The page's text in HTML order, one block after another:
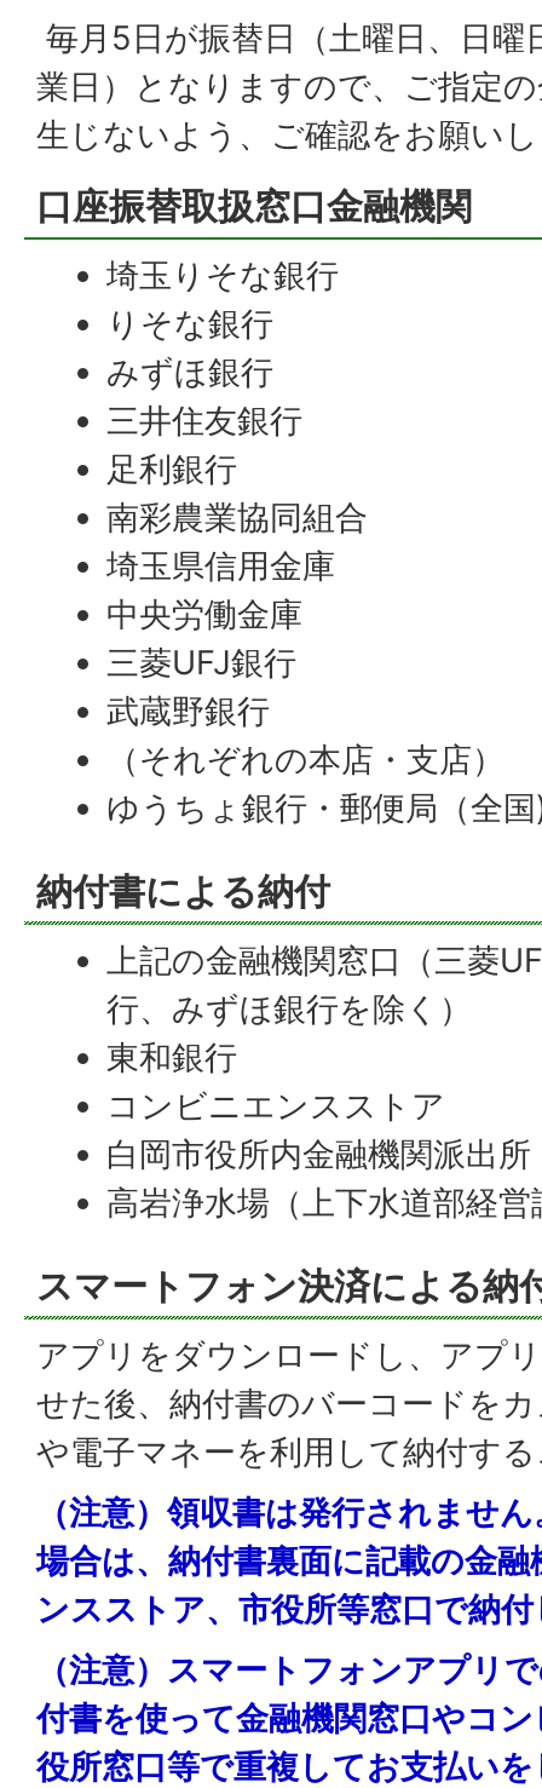
毎月5日が振替日（土曜日、日曜
業日）となりますので、ご指定
生じないよう、ご確認をお願い
口座振替取扱窓口金融機関
埼玉りそな銀行
りそな銀行
みずほ銀行
三井住友銀行
足利銀行
南彩農業協同組合
埼玉県信用金庫
中央労働金庫
三菱UFJ銀行
武蔵野銀行
（それぞれの本店・支店）
ゆうちょ銀行・郵便局（全
納付書による納付
上記の金融機関窓口（三菱
行、みずほ銀行を除く）
東和銀行
コンビニエンスストア
白岡市役所内金融機関派出所
高岩浄水場（上下水道部経営
スマートフォン決済による納
アプリをダウンロードし、アプ
せた後、納付書のバーコードを
や電子マネーを利用して納付す
（注意）領収書は発行されませ
場合は、納付書裏面に記載の金
ンスストア、市役所等窓口で納
（注意）スマートフォンアプリ
付書を使って金融機関窓口やコ
役所窓口等で重複してお支払い